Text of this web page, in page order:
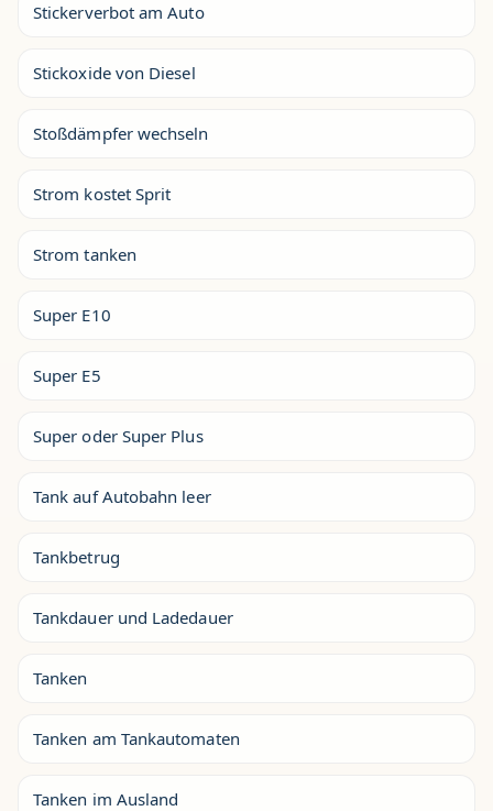
Stickerverbot am Auto
Stickoxide von Diesel
Stoßdämpfer wechseln
Strom kostet Sprit
Strom tanken
Super E10
Super E5
Super oder Super Plus
Tank auf Autobahn leer
Tankbetrug
Tankdauer und Ladedauer
Tanken
Tanken am Tankautomaten
Tanken im Ausland